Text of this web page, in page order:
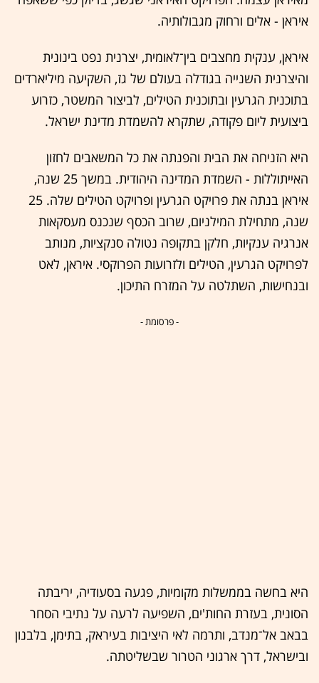
איראן - אלים ורחוק מגבולותיה.
איראן, ענקית מחצבים בין־לאומית, יצרנית נפט בינונית
והיצרנית השנייה בגודלה בעולם של גז, השקיעה מיליארדים
בתוכנית הגרעין ובתוכנית הטילים, לביצור המשטר, כזרוע
ביצועית ליום פקודה, שתקרא להשמדת מדינת ישראל.
היא הזניחה את הבית והפנתה את כל המשאבים לחזון
האייתוללות - השמדת המדינה היהודית.
במשך 25 שנה,
איראן בנתה את פרויקט הגרעין ופרויקט הטילים שלה.
25
שנה, מתחילת המילניום, שרוב הכסף שנכנס מעסקאות
אנרגיה ענקיות, חלקן בתקופה נטולה סנקציות, מנותב
לפרויקט הגרעין, הטילים ולזרועות הפרוקסי. איראן, לאט
ובנחישות, השתלטה על המזרח התיכון.
- פרסומת -
היא בחשה בממשלות מקומיות, פגעה בסעודיה, יריבתה
הסונית, בעזרת החות'ים, השפיעה לרעה על נתיבי הסחר
בבאב אל־מנדב, ותרמה לאי היציבות בעיראק, בתימן, בלבנון
ובישראל, דרך ארגוני הטרור שבשליטתה.